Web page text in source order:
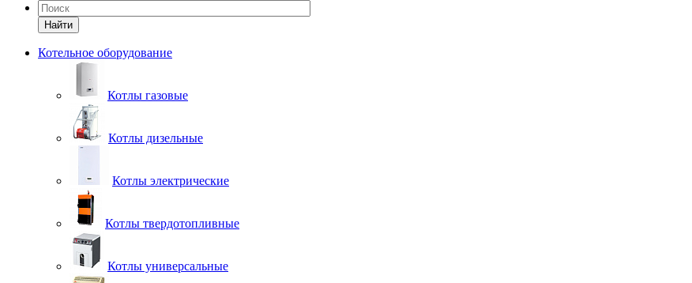
Найти
Котельное оборудование
Котлы газовые
Котлы дизельные
Котлы электрические
Котлы твердотопливные
Котлы универсальные